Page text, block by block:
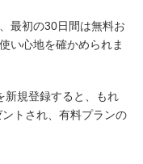
最初の30日間は無料お
い心地を確かめられま
新規登録すると、もれ
トされ、有料プランの